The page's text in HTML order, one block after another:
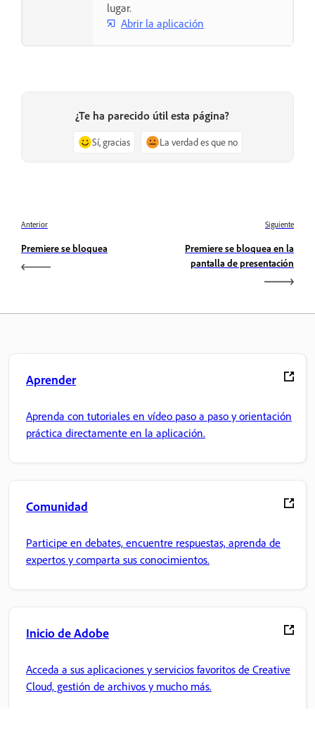
lugar.
Abrir la aplicación
¿Te ha parecido útil esta página?
Sí, gracias La verdad es que no
Anterior
Premiere se bloquea
Siguiente
Premiere se bloquea en la
pantalla de presentación
Aprender
Aprenda con tutoriales en vídeo paso a paso y orientación
práctica directamente en la aplicación.
Comunidad
Participe en debates, encuentre respuestas, aprenda de
expertos y comparta sus conocimientos.
Inicio de Adobe
Acceda a sus aplicaciones y servicios favoritos de Creative
Cloud, gestión de archivos y mucho más.